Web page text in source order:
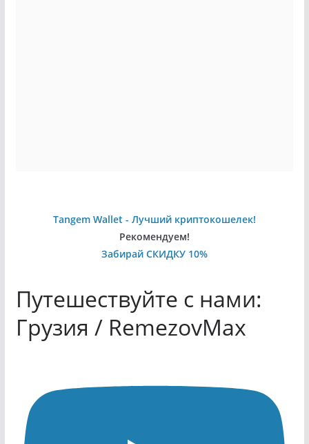
Tangem Wallet - Лучший криптокошелек!
Рекомендуем!
Забирай СКИДКУ 10%
Путешествуйте с нами:
Грузия / RemezovMax